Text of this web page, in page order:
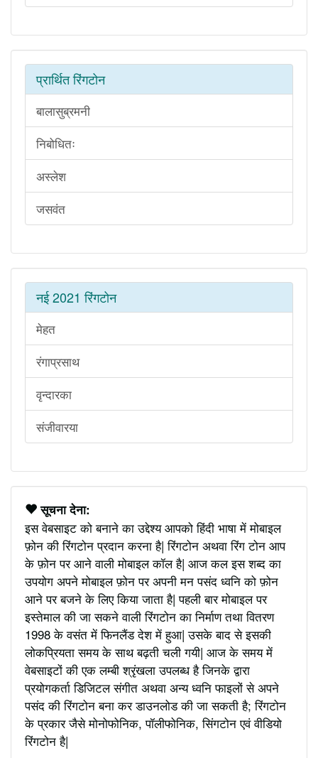
प्रार्थित रिंगटोन
बालासुब्रमनी
निबोधितः
अस्लेश
जसवंत
नई 2021 रिंगटोन
मेहत
रंगाप्रसाथ
वृन्दारका
संजीवारया
सूचना देना:
इस वेबसाइट को बनाने का उद्देश्य आपको हिंदी भाषा में मोबाइल
फ़ोन की रिंगटोन प्रदान करना है| रिंगटोन अथवा रिंग टोन आप
के फ़ोन पर आने वाली मोबाइल कॉल है| आज कल इस शब्द का
उपयोग अपने मोबाइल फ़ोन पर अपनी मन पसंद ध्वनि को फ़ोन
आने पर बजने के लिए किया जाता है| पहली बार मोबाइल पर
इस्तेमाल की जा सकने वाली रिंगटोन का निर्माण तथा वितरण
1998 के वसंत में फिनलैंड देश में हुआ| उसके बाद से इसकी
लोकप्रियता समय के साथ बढ़ती चली गयी| आज के समय में
वेबसाइटों की एक लम्बी श्रृंखला उपलब्ध है जिनके द्वारा
प्रयोगकर्ता डिजिटल संगीत अथवा अन्य ध्वनि फाइलों से अपने
पसंद की रिंगटोन बना कर डाउनलोड की जा सकती है; रिंगटोन
के प्रकार जैसे मोनोफोनिक, पॉलीफोनिक, सिंगटोन एवं वीडियो
रिंगटोन है|